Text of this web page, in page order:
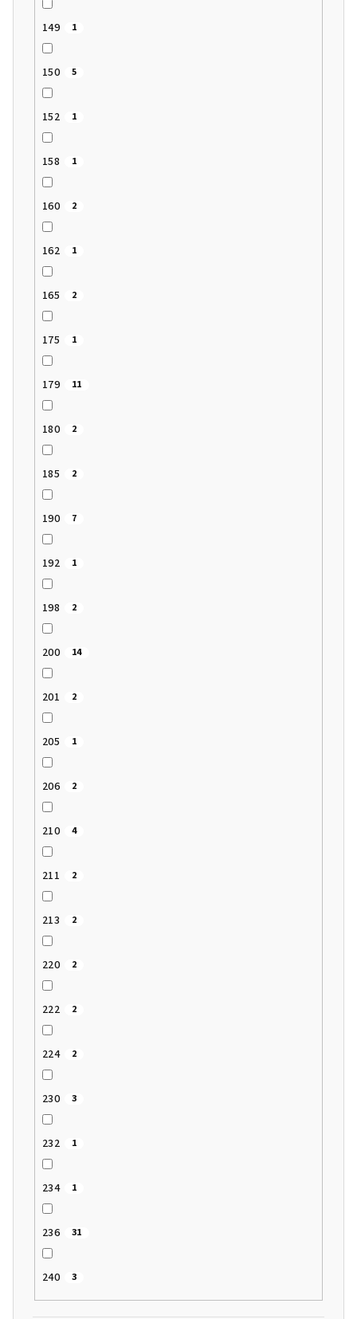
149 1
150 5
152 1
158 1
160 2
162 1
165 2
175 1
179 11
180 2
185 2
190 7
192 1
198 2
200 14
201 2
205 1
206 2
210 4
211 2
213 2
220 2
222 2
224 2
230 3
232 1
234 1
236 31
240 3